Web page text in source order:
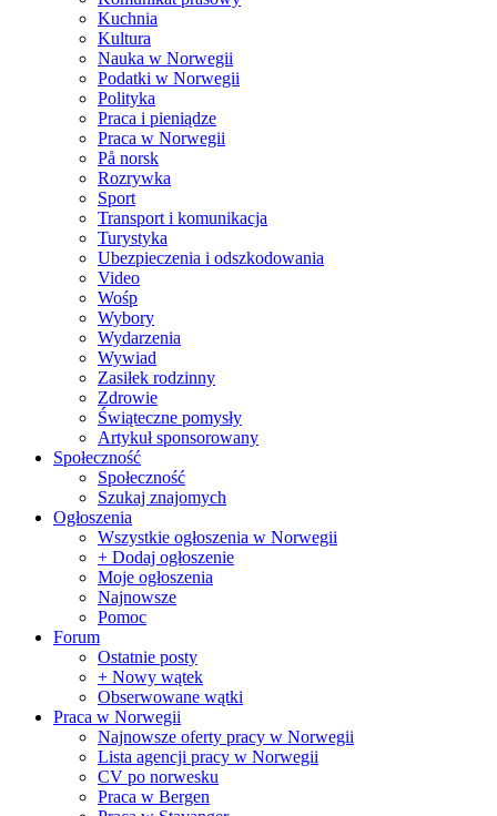
Kuchnia
Kultura
Nauka w Norwegii
Podatki w Norwegii
Polityka
Praca i pieniądze
Praca w Norwegii
På norsk
Rozrywka
Sport
Transport i komunikacja
Turystyka
Ubezpieczenia i odszkodowania
Video
Wośp
Wybory
Wydarzenia
Wywiad
Zasiłek rodzinny
Zdrowie
Świąteczne pomysły
Artykuł sponsorowany
Społeczność
Społeczność
Szukaj znajomych
Ogłoszenia
Wszystkie ogłoszenia w Norwegii
+ Dodaj ogłoszenie
Moje ogłoszenia
Najnowsze
Pomoc
Forum
Ostatnie posty
+ Nowy wątek
Obserwowane wątki
Praca w Norwegii
Najnowsze oferty pracy w Norwegii
Lista agencji pracy w Norwegii
CV po norwesku
Praca w Bergen